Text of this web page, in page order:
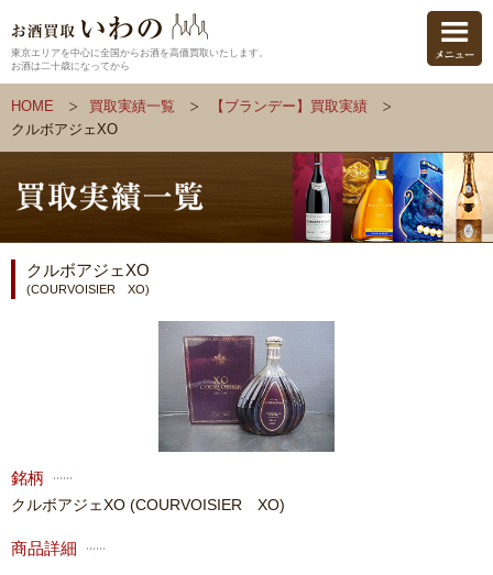
東京エリアを中心に全国からお酒を高価買取いたします。
お酒は二十歳になってから
HOME 買取実績一覧
【ブランデー】買取実績
クルボアジェXO
クルボアジェXO
(COURVOISIER XO)
銘柄
クルボアジェXO (COURVOISIER XO)
商品詳細